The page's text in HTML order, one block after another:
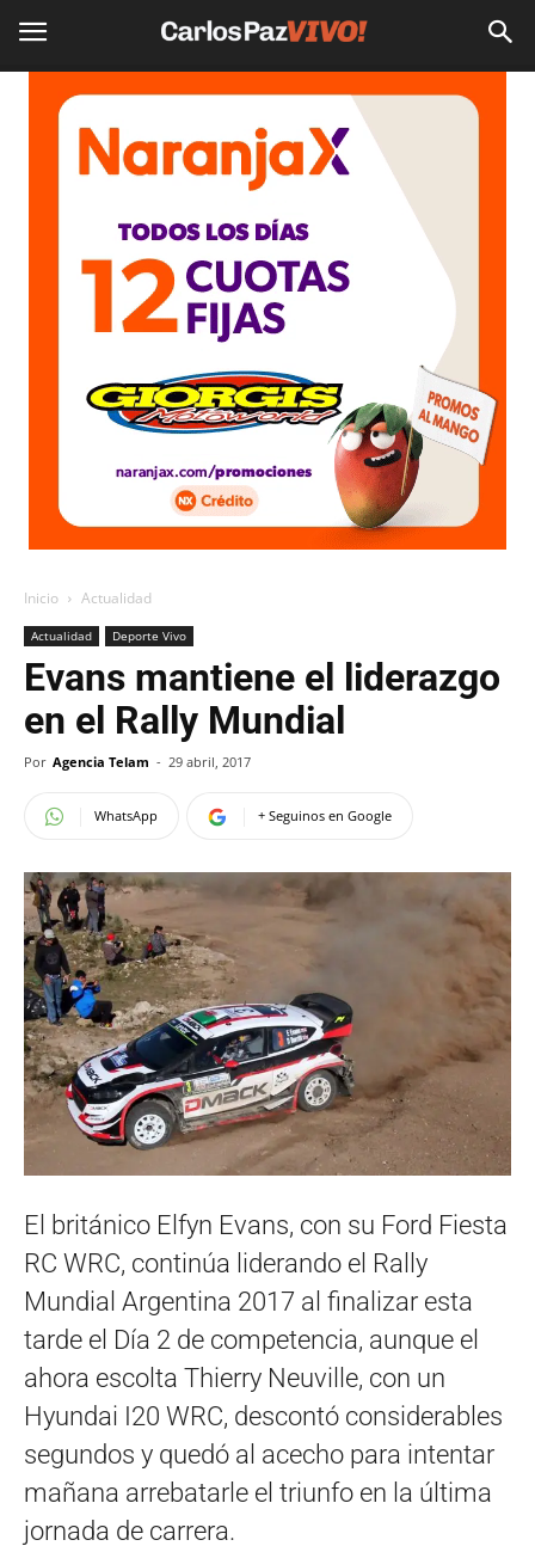
Inicio Actualidad
Actualidad Deporte Vivo
Evans mantiene el liderazgo
en el Rally Mundial
Por Agencia Telam - 29 abril, 2017
WhatsApp + Seguinos en Google
El británico Elfyn Evans, con su Ford Fiesta
RC WRC, continúa liderando el Rally
Mundial Argentina 2017 al finalizar esta
tarde el Día 2 de competencia, aunque el
ahora escolta Thierry Neuville, con un
Hyundai I20 WRC, descontó considerables
segundos y quedó al acecho para intentar
mañana arrebatarle el triunfo en la última
jornada de carrera.